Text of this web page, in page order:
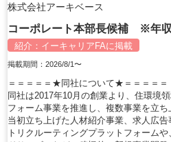
株式会社アーキベース
コーポレート本部長候補 ※年
紹介： イーキャリアFAに掲載
掲載期間：2026/8/1〜
＝＝＝＝＝★同社について★＝＝＝＝＝
同社は2017年10月の創業より、住環境
フォーム事業を推進し、複数事業を立ち
当初立ち上げた人材紹介事業、求人広
トリクルーティングプラットフォーム